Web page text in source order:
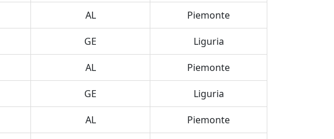
AL Piemonte
GE Liguria
AL Piemonte
GE Liguria
AL Piemonte